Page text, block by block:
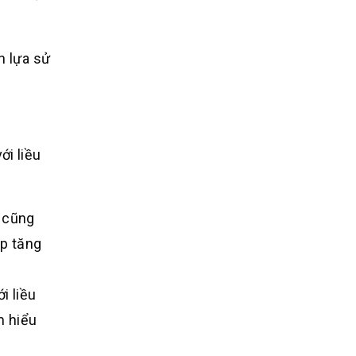
lựa sử
liều
tăng
liều
hiểu